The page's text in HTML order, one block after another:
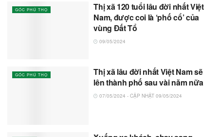
GÓC PHÚ THỌ
Thị xã 120 tuổi lâu đời nhất Việt
Nam, được coi là ‘phố cổ’ của
vùng Đất Tổ
09/05/2024
GÓC PHÚ THỌ
Thị xã lâu đời nhất Việt Nam sẽ
lên thành phố sau vài năm nữa
07/05/2024 - CẬP NHẬT 09/05/2024